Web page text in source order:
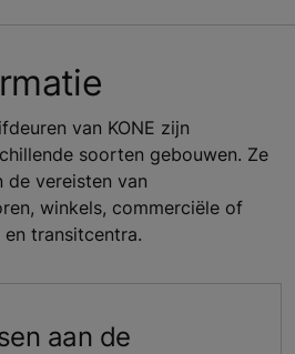
van KONE zijn
soorten gebouwen. Ze
de vereisten van
winkels, commerciële of
transitcentra.
aan de